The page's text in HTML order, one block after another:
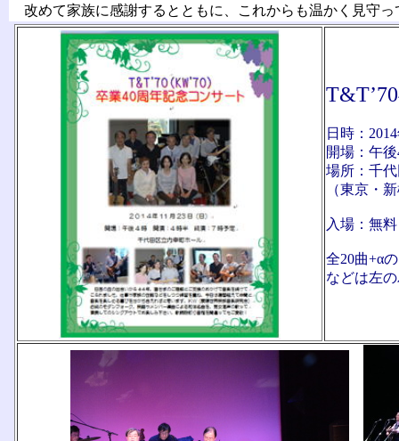
改めて家族に感謝するとともに、これからも温かく見守
日時：
開場：午
場所：千
（東京・
入場：無料
全20曲+α
などは左